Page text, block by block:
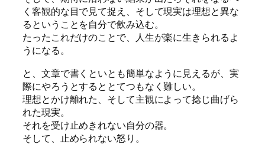
く客観的な目で見て捉え、そして現実は理想と異な
るということを自分で飲み込む。
たったこれだけのことで、人生が楽に生きられるよ
うになる。
と、文章で書くといとも簡単なように見えるが、実
際にやろうとするととてつもなく難しい。
理想とかけ離れた、そして主観によって捻じ曲げら
れた現実。
それを受け止めきれない自分の器。
そして、止められない怒り。